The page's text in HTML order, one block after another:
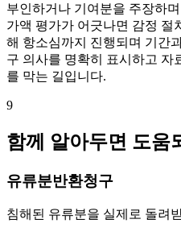
부인하거나 기여분을 주장하
가액 평가가 어긋나면 감정 절
해 항소심까지 진행되며 기간
구 의사를 명확히 표시하고 자
를 막는 길입니다.
9
함께 알아두면 도움
유류분반환청구
침해된 유류분을 실제로 돌려